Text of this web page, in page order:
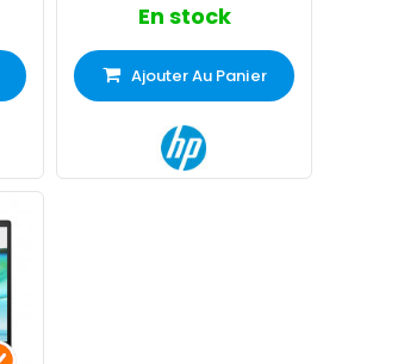
En stock
Ajouter Au Panier